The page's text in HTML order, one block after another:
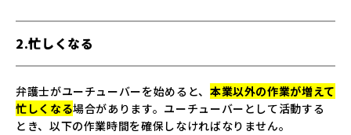
2.忙しくなる
弁護士がユーチューバーを始めると、 本業以外の作業が増えて
忙しくなる場合があります。ユーチューバーとして活動する
とき、以下の作業時間を確保しなければなりません。